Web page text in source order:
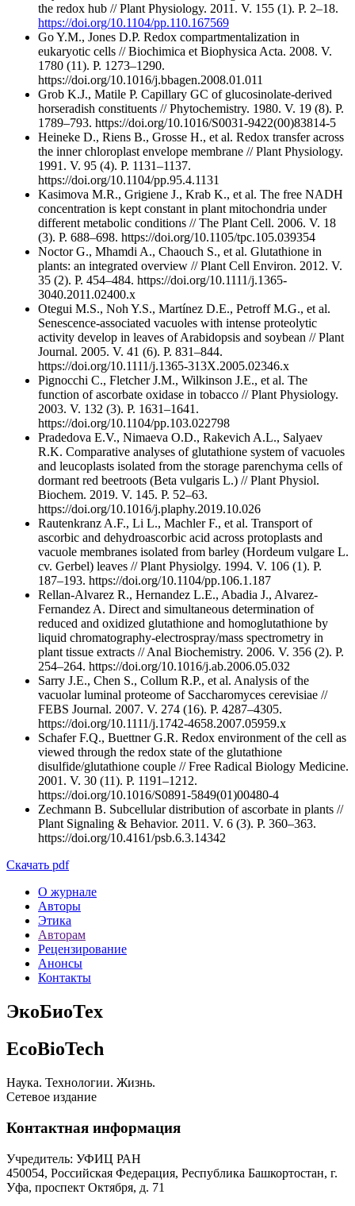
the redox hub // Plant Physiology. 2011. V. 155 (1). P. 2–18.
https://doi.org/10.1104/pp.110.167569
Go Y.M., Jones D.P. Redox compartmentalization in
eukaryotic cells // Biochimica et Biophysica Acta. 2008. V.
1780 (11). P. 1273–1290.
https://doi.org/10.1016/j.bbagen.2008.01.011
Grob K.J., Matile P. Capillary GC of glucosinolate-derived
horseradish constituents // Phytochemistry. 1980. V. 19 (8). P.
1789–793. https://doi.org/10.1016/S0031-9422(00)83814-5
Heineke D., Riens B., Grosse H., et al. Redox transfer across
the inner chloroplast envelope membrane // Plant Physiology.
1991. V. 95 (4). P. 1131–1137.
https://doi.org/10.1104/pp.95.4.1131
Kasimova M.R., Grigiene J., Krab K., et al. The free NADH
concentration is kept constant in plant mitochondria under
different metabolic conditions // The Plant Cell. 2006. V. 18
(3). P. 688–698. https://doi.org/10.1105/tpc.105.039354
Noctor G., Mhamdi A., Chaouch S., et al. Glutathione in
plants: an integrated overview // Plant Cell Environ. 2012. V.
35 (2). P. 454–484. https://doi.org/10.1111/j.1365-
3040.2011.02400.x
Otegui M.S., Noh Y.S., Martínez D.E., Petroff M.G., et al.
Senescence-associated vacuoles with intense proteolytic
activity develop in leaves of Arabidopsis and soybean // Plant
Journal. 2005. V. 41 (6). P. 831–844.
https://doi.org/10.1111/j.1365-313X.2005.02346.x
Pignocchi C., Fletcher J.M., Wilkinson J.E., et al. The
function of ascorbate oxidase in tobacco // Plant Physiology.
2003. V. 132 (3). P. 1631–1641.
https://doi.org/10.1104/pp.103.022798
Pradedova E.V., Nimaeva O.D., Rakevich A.L., Salyaev
R.K. Comparative analyses of glutathione system of vacuoles
and leucoplasts isolated from the storage parenchyma cells of
dormant red beetroots (Beta vulgaris L.) // Plant Physiol.
Biochem. 2019. V. 145. P. 52–63.
https://doi.org/10.1016/j.plaphy.2019.10.026
Rautenkranz A.F., Li L., Machler F., et al. Transport of
ascorbic and dehydroascorbic acid across protoplasts and
vacuole membranes isolated from barley (Hordeum vulgare L.
cv. Gerbel) leaves // Plant Physiolgy. 1994. V. 106 (1). P.
187–193. https://doi.org/10.1104/pp.106.1.187
Rellan-Alvarez R., Hernandez L.E., Abadia J., Alvarez-
Fernandez A. Direct and simultaneous determination of
reduced and oxidized glutathione and homoglutathione by
liquid chromatography-electrospray/mass spectrometry in
plant tissue extracts // Anal Biochemistry. 2006. V. 356 (2). P.
254–264. https://doi.org/10.1016/j.ab.2006.05.032
Sarry J.E., Chen S., Collum R.P., et al. Analysis of the
vacuolar luminal proteome of Saccharomyces cerevisiae //
FEBS Journal. 2007. V. 274 (16). P. 4287–4305.
https://doi.org/10.1111/j.1742-4658.2007.05959.x
Schafer F.Q., Buettner G.R. Redox environment of the cell as
viewed through the redox state of the glutathione
disulfide/glutathione couple // Free Radical Biology Medicine.
2001. V. 30 (11). P. 1191–1212.
https://doi.org/10.1016/S0891-5849(01)00480-4
Zechmann B. Subcellular distribution of ascorbate in plants //
Plant Signaling & Behavior. 2011. V. 6 (3). P. 360–363.
https://doi.org/10.4161/psb.6.3.14342
Скачать pdf
О журнале
Авторы
Этика
Авторам
Рецензирование
Анонсы
Контакты
ЭкоБиоТех
EcoBioTech
Наука. Технологии. Жизнь.
Сетевое издание
Контактная информация
Учредитель: УФИЦ РАН
450054, Российская Федерация, Республика Башкортостан, г.
Уфа, проспект Октября, д. 71